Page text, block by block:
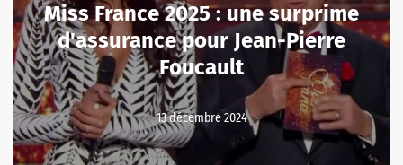
Miss France 2025 : une surprime
d'assurance pour Jean-Pierre
Foucault
13 décembre 2024